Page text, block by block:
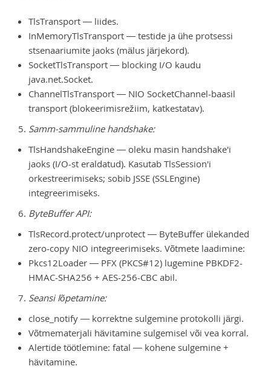
TlsTransport — liides.
InMemoryTlsTransport — testide ja ühe protsessi
stsenaariumite jaoks (mälus järjekord).
SocketTlsTransport — blocking I/O kaudu
java.net.Socket.
ChannelTlsTransport — NIO SocketChannel-baasil
transport (blokeerimisrežiim, katkestatav).
Samm-sammuline handshake:
TlsHandshakeEngine — oleku masin handshake'i
jaoks (I/O-st eraldatud). Kasutab TlsSession'i
orkestreerimiseks; sobib JSSE (SSLEngine)
integreerimiseks.
ByteBuffer API:
TlsRecord.protect/unprotect — ByteBuffer ülekanded
zero-copy NIO integreerimiseks. Võtmete laadimine:
Pkcs12Loader — PFX (PKCS#12) lugemine PBKDF2-
HMAC-SHA256 + AES-256-CBC abil.
Seansi lõpetamine:
close_notify — korrektne sulgemine protokolli järgi.
Võtmematerjali hävitamine sulgemisel või vea korral.
Alertide töötlemine: fatal — kohene sulgemine +
hävitamine.